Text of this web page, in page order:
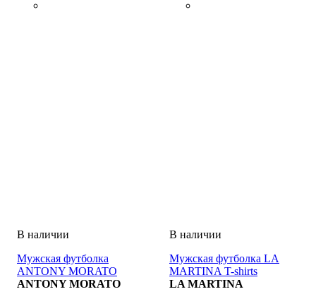
Мужская футболка
ANTONY MORATO
MAGLIA CALATA
ANTONY MORATO
Мужская футболка LA
MARTINA T-shirts
BIANCO
LA MARTINA